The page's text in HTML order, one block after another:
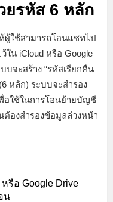
ยรหัส 6 หลัก
ผู้ใช้สามารถโอนแชทไป
น iCloud หรือ Google
บจะสร้าง “รหัสเรียกคืน
หลัก) ระบบจะสำรอง
อใช้ในการโอนย้ายบัญชี
องสำรองข้อมูลล่วงหน้า
รือ Google Drive
น